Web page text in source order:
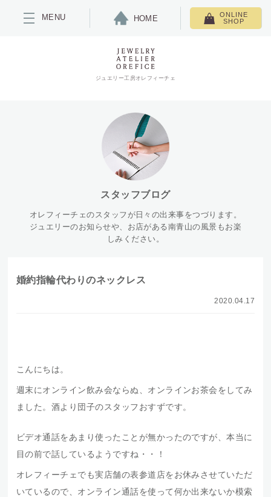
MENU HOME
ONLINE
SHOP
ジュエリー工房オレフィーチェ
スタッフブログ
オレフィーチェのスタッフが日々の出来事をつづります。
ジュエリーのお知らせや、お店がある南青山の風景もお楽
しみください。
婚約指輪代わりのネックレス
2020.04.17
こんにちは。
週末にオンライン飲み会ならぬ、オンラインお茶会をしてみ
ました。酒より団子のスタッフおすずです。
ビデオ通話をあまり使ったことが無かったのですが、本当に
目の前で話しているようですね・・！
オレフィーチェでも実店舗の表参道店をお休みさせていただ
いているので、オンライン通話を使って何か出来ないか模索